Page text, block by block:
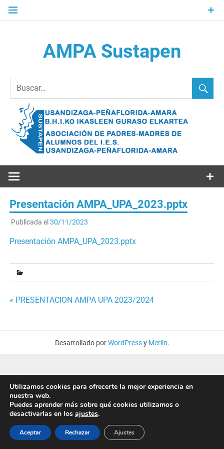
Saltar
AMPA Sustapen
Elkartea Asociación de Padres-Madres de Alumnos del I.E.S.
Presentación AMPA_UPA_2023.pptx
Publicada el 30/11/2023
Presentación AMPA_UPA_2023.pptx
Navegación
entradas
« PRESENTACION AMPA UPA 2023/2024
Desarrollado porWordPressy Merlin.
Utilizamos cookies para ofrecerte la mejor experiencia en
nuestra web.
Puedes aprender más sobre qué cookies utilizamos o
desactivarlas en los ajustes.
Aceptar Rechazar Ajustes